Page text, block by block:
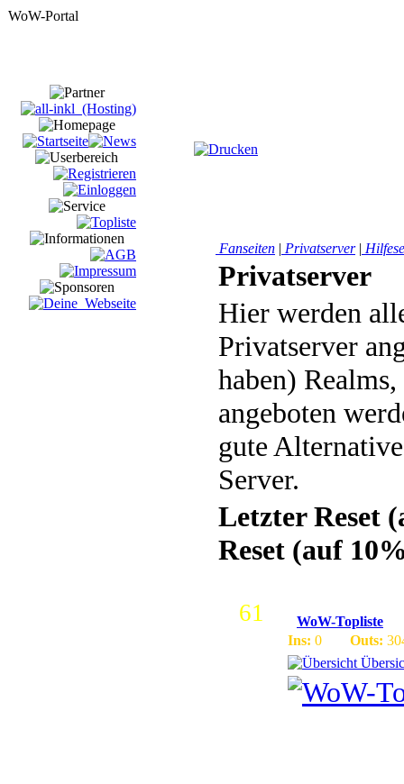
Fanseiten | Privatserver|
Privatserver
Hier werden
Privatserver
haben)
angeboten
gute
Server.
Letzter Reset
Reset (auf
61
WoW-Topliste
Ins: 0 Outs: